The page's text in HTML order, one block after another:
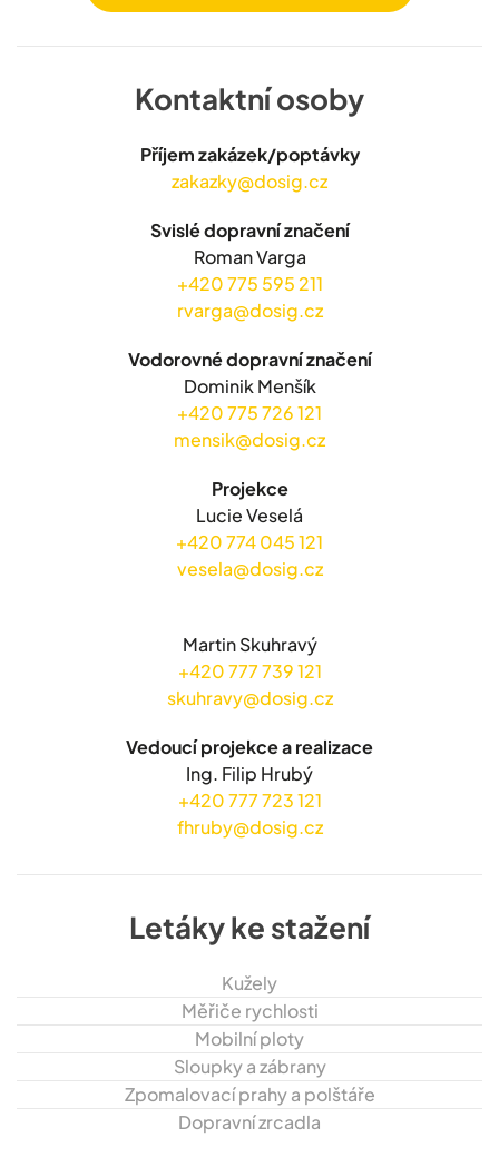
Kontaktní osoby
Příjem zakázek/poptávky
zakazky@dosig.cz
Svislé dopravní značení
Roman Varga
+420 775 595 211
rvarga@dosig.cz
Vodorovné dopravní značení
Dominik Menšík
+420 775 726 121
mensik@dosig.cz
Projekce
Lucie Veselá
+420 774 045 121
vesela@dosig.cz
Martin Skuhravý
+420 777 739 121
skuhravy@dosig.cz
Vedoucí projekce a realizace
Ing. Filip Hrubý
+420 777 723 121
fhruby@dosig.cz
Letáky ke stažení
Kužely
Měřiče rychlosti
Mobilní ploty
Sloupky a zábrany
Zpomalovací prahy a polštáře
Dopravní zrcadla